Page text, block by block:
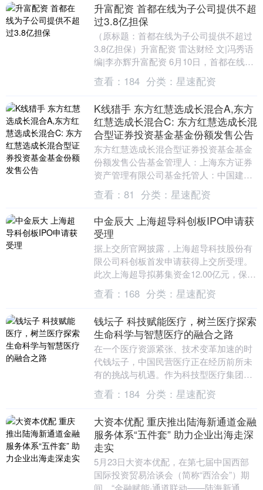
升富配资 首都在线为子公司提供不超
过3.8亿担保
（原标题：首都在线为子公司提供不超过
3.8亿担保）升富配资 雷达财经 文|冯秀语
编|李亦辉升富配资 6月10日，首都在线
（证券代码：300846）发布公告称，....
查看： 184 分类： 星速配资
K线猎手 东方红慧选成长混合A,东方
红慧选成长混合C: 东方红慧选成长混
合型证券投资基金基金份额发售公告
东方红慧选成长混合型证券投资基金基金
份额发售公告基金管理人：上海东方证券
资产管理有限公司基金托管人：中国建设
银行股份有限公司二〇二五年六月四日重
要提示国证券监督....
查看： 81 分类： 星速配资
中金辰大 上海超导科创板IPO申请获
受理
据上交所官网披露，上海超导科技股份有
限公司科创板首发申请获得上交所受理。
此次上海超导拟募集资金12.00亿元，保荐
机构为中金公司。....
查看： 168 分类： 星速配资
钱坛子 科技赋能医疗，树兰医疗探索
生命科学与智慧医疗的融合之路
在一个医疗资源紧张、技术变革加速的时
代钱坛子，中国民营医疗正在经历前所未
有的挑战与机遇。作为科技型医疗集团的
代表之一，树兰医疗创始人兼总裁郑杰带
领团队十余年来坚....
查看： 184 分类： 星速配资
大资本优配 重庆推出陆海新通道金融
服务体系“五件套” 助力企业出海走深
走实
5月23日大资本优配，在第七届中国西部
国际投资贸易洽谈会（简称“西洽会”）期
间，“金融赋能·通道联动——陆海新通道